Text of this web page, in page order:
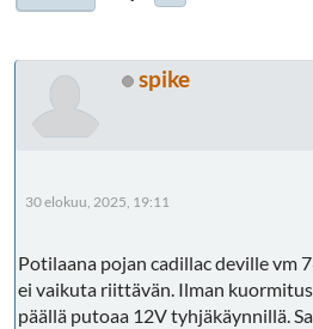
spike
30 elokuu, 2025, 19:11
Potilaana pojan cadillac deville vm
ei vaikuta riittävän. Ilman
päällä putoaa 12V tyhjäkäynnillä.